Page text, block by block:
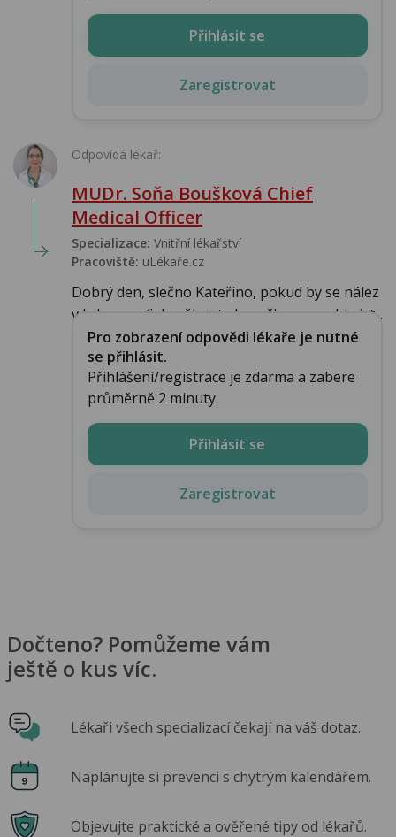
Přihlásit se
Zaregistrovat
Odpovídá lékař:
MUDr. Soňa Boušková Chief
Medical Officer
Specializace: Vnitřní lékařství
Pracoviště: uLékaře.cz
Dobrý den, slečno Kateřino, pokud by se nález
v krku rozvíjel, měla jste horečku, nemohla jst...
Pro zobrazení odpovědi lékaře je nutné
se přihlásit.
Přihlášení/registrace je zdarma a zabere
průměrně 2 minuty.
Přihlásit se
Zaregistrovat
Dočteno? Pomůžeme vám
ještě o kus víc.
Lékaři všech specializací čekají na váš dotaz.
Naplánujte si prevenci s chytrým kalendářem.
Objevujte praktické a ověřené tipy od lékařů.